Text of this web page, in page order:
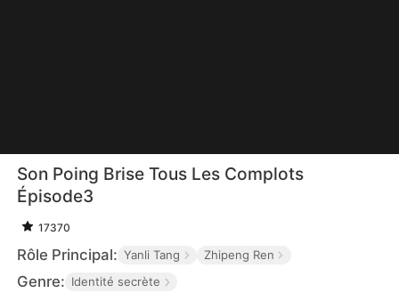
Son Poing Brise Tous Les Complots
Épisode3
17370
Rôle Principal: Yanli Tang Zhipeng Ren
Genre: Identité secrète